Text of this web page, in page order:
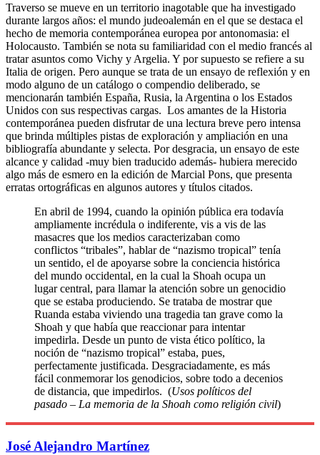
Traverso se mueve en un territorio inagotable que ha investigado
durante largos años: el mundo judeoalemán en el que se destaca el
hecho de memoria contemporánea europea por antonomasia: el
Holocausto. También se nota su familiaridad con el medio francés al
tratar asuntos como Vichy y Argelia. Y por supuesto se refiere a su
Italia de origen. Pero aunque se trata de un ensayo de reflexión y en
modo alguno de un catálogo o compendio deliberado, se
mencionarán también España, Rusia, la Argentina o los Estados
Unidos con sus respectivas cargas. Los amantes de la Historia
contemporánea pueden disfrutar de una lectura breve pero intensa
que brinda múltiples pistas de exploración y ampliación en una
bibliografía abundante y selecta. Por desgracia, un ensayo de este
alcance y calidad -muy bien traducido además- hubiera merecido
algo más de esmero en la edición de Marcial Pons, que presenta
erratas ortográficas en algunos autores y títulos citados.
En abril de 1994, cuando la opinión pública era todavía
ampliamente incrédula o indiferente, vis a vis de las
masacres que los medios caracterizaban como
conflictos “tribales”, hablar de “nazismo tropical” tenía
un sentido, el de apoyarse sobre la conciencia histórica
del mundo occidental, en la cual la Shoah ocupa un
lugar central, para llamar la atención sobre un genocidio
que se estaba produciendo. Se trataba de mostrar que
Ruanda estaba viviendo una tragedia tan grave como la
Shoah y que había que reaccionar para intentar
impedirla. Desde un punto de vista ético político, la
noción de “nazismo tropical” estaba, pues,
perfectamente justificada. Desgraciadamente, es más
fácil conmemorar los genodicios, sobre todo a decenios
de distancia, que impedirlos. (Usos políticos del
pasado – La memoria de la Shoah como religión civil)
José Alejandro Martínez